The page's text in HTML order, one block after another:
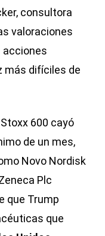
consultora
valoraciones
acciones
más difíciles de
600 cayó
de un mes,
Novo Nordisk
Plc
que Trump
que